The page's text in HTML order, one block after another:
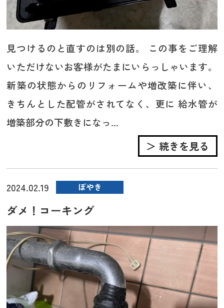
見つけるのと直すのは別の話。 この事をご理解
いただけないお客様がたまにいらっしゃいます。
新築の状態からのリフォームや増改築に伴い、
きちんとした配管がされてなく、更に 給水管が
増築部分の下敷きになっ...
＞ 続きを見る
2024.02.19 ぼやき
ダメ！コーキング